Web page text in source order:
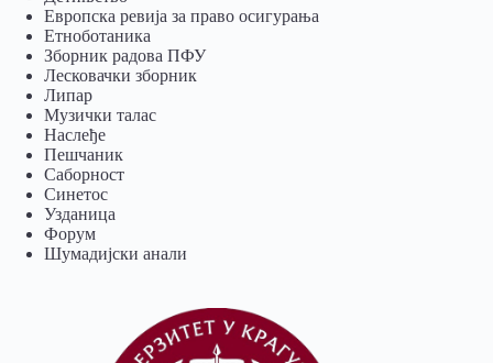
Европска ревија за право осигурања
Eтноботаника
Зборник радова ПФУ
Лесковачки зборник
Липар
Музички талас
Наслеђе
Пешчаник
Саборност
Синетос
Узданица
Форум
Шумадијски анали